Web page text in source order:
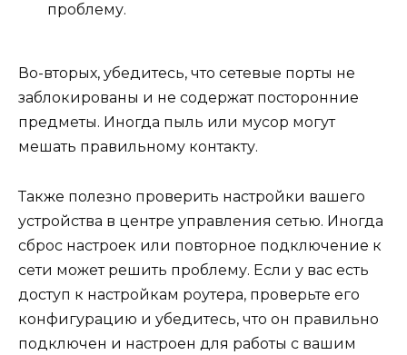
проблему.
Во-вторых, убедитесь, что сетевые порты не
заблокированы и не содержат посторонние
предметы. Иногда пыль или мусор могут
мешать правильному контакту.
Также полезно проверить настройки вашего
устройства в центре управления сетью. Иногда
сброс настроек или повторное подключение к
сети может решить проблему. Если у вас есть
доступ к настройкам роутера, проверьте его
конфигурацию и убедитесь, что он правильно
подключен и настроен для работы с вашим